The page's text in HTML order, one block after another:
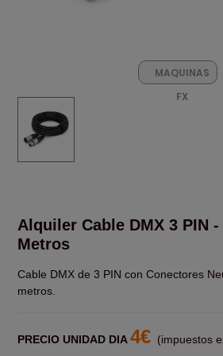
MAQUINAS
FX
Alquiler Cable DMX 3 PIN -
Metros
Cable DMX de 3 PIN con Conectores
metros.
PRECIO UNIDAD DIA4€ (impuestos